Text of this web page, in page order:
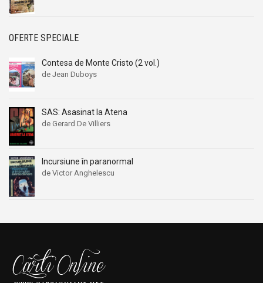
OFERTE SPECIALE
Contesa de Monte Cristo (2 vol.)
de Jean Duboys
SAS: Asasinat la Atena
de Gerard De Villiers
Incursiune în paranormal
de Victor Anghelescu